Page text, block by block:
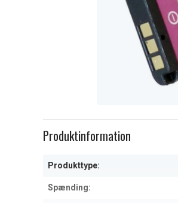
of
Produktinformation
Produkttype:
Spænding: